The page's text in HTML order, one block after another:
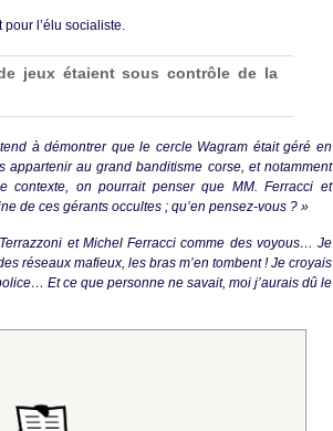
l’élu socialiste.
jeux étaient sous contrôle de la
à démontrer que le cercle Wagram était géré en
au grand banditisme corse, et notamment
contexte, on pourrait penser que MM. Ferracci et
de ces gérants occultes ; qu’en pensez-vous ? »
et Michel Ferracci comme des voyous… Je
réseaux mafieux, les bras m’en tombent ! Je croyais
Et ce que personne ne savait, moi j’aurais dû le